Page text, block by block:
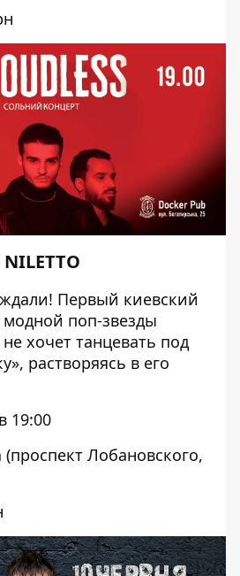
NILETTO
Первый киевский
поп-звезды
не хочет танцевать под
растворяясь в его
19:00
(проспект Лобановского,